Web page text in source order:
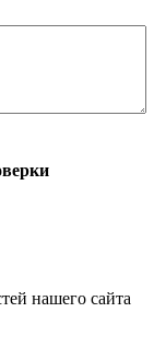
нашего сайта